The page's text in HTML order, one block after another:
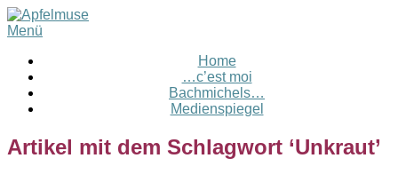
Menü
Home
…c’est moi
Bachmichels…
Medienspiegel
Artikel mit dem Schlagwort ‘Unkraut’